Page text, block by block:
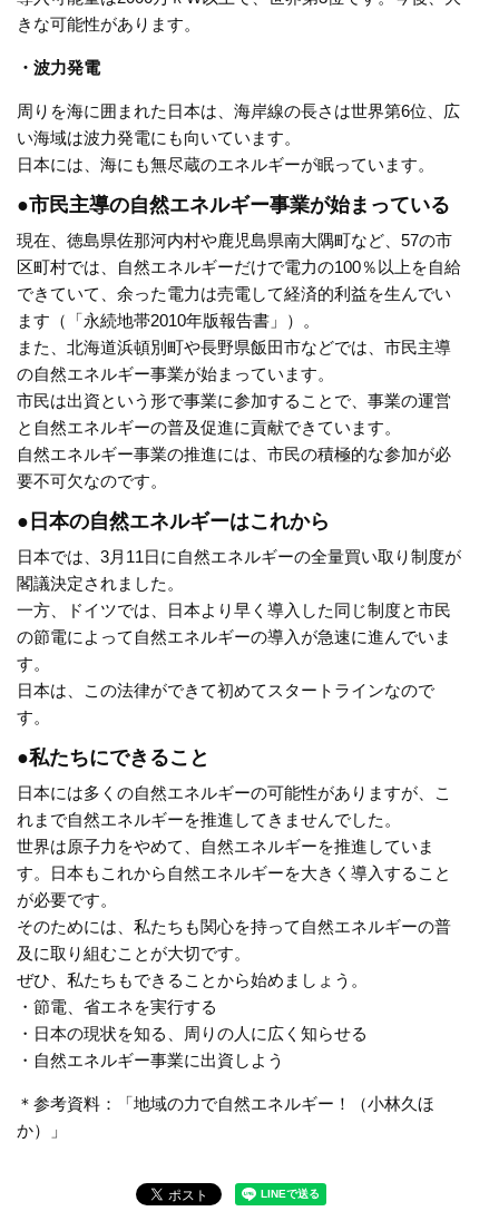
きな可能性があります。
・波力発電
周りを海に囲まれた日本は、海岸線の長さは世界第6位、広
い海域は波力発電にも向いています。
日本には、海にも無尽蔵のエネルギーが眠っています。
●市民主導の自然エネルギー事業が始まっている
現在、徳島県佐那河内村や鹿児島県南大隅町など、57の市
区町村では、自然エネルギーだけで電力の100％以上を自給
できていて、余った電力は売電して経済的利益を生んでい
ます（「永続地帯2010年版報告書」）。
また、北海道浜頓別町や長野県飯田市などでは、市民主導
の自然エネルギー事業が始まっています。
市民は出資という形で事業に参加することで、事業の運営
と自然エネルギーの普及促進に貢献できています。
自然エネルギー事業の推進には、市民の積極的な参加が必
要不可欠なのです。
●日本の自然エネルギーはこれから
日本では、3月11日に自然エネルギーの全量買い取り制度が
閣議決定されました。
一方、ドイツでは、日本より早く導入した同じ制度と市民
の節電によって自然エネルギーの導入が急速に進んでいま
す。
日本は、この法律ができて初めてスタートラインなので
す。
●私たちにできること
日本には多くの自然エネルギーの可能性がありますが、こ
れまで自然エネルギーを推進してきませんでした。
世界は原子力をやめて、自然エネルギーを推進していま
す。日本もこれから自然エネルギーを大きく導入すること
が必要です。
そのためには、私たちも関心を持って自然エネルギーの普
及に取り組むことが大切です。
ぜひ、私たちもできることから始めましょう。
・節電、省エネを実行する
・日本の現状を知る、周りの人に広く知らせる
・自然エネルギー事業に出資しよう
＊参考資料：「地域の力で自然エネルギー！（小林久ほ
か）」